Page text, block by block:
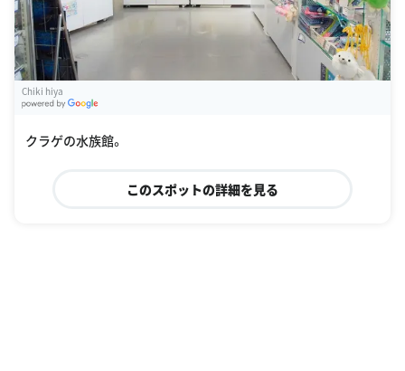
Chiki hiya
クラゲの水族館。
このスポットの詳細を見る